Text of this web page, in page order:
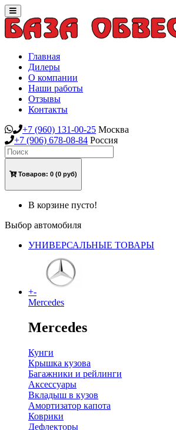
Toggle
navigation
Главная
Дилеры
О компании
Наши работы
Отзывы
Контакты
+7 (960) 131-00-25 Москва
+7 (906) 678-08-84 Россия
Товаров: 0 (0 руб)
В корзине пусто!
Выбор автомобиля
УНИВЕРСАЛЬНЫЕ ТОВАРЫ
+-
Mercedes
Mercedes
Кунги
Крышка кузова
Багажники и рейлинги
Аксессуары
Вкладыш в кузов
Амортизатор капота
Коврики
Дефлекторы